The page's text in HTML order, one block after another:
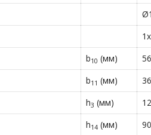
b10 (мм)
b11 (мм)
h3 (мм)
h14 (мм)